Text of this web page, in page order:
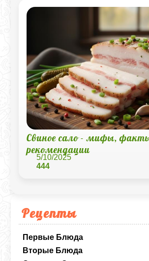
Рецепты
Первые Блюда
Вторые Блюда
Свиное сало - мифы,
рекомендации
5/10/2025
444